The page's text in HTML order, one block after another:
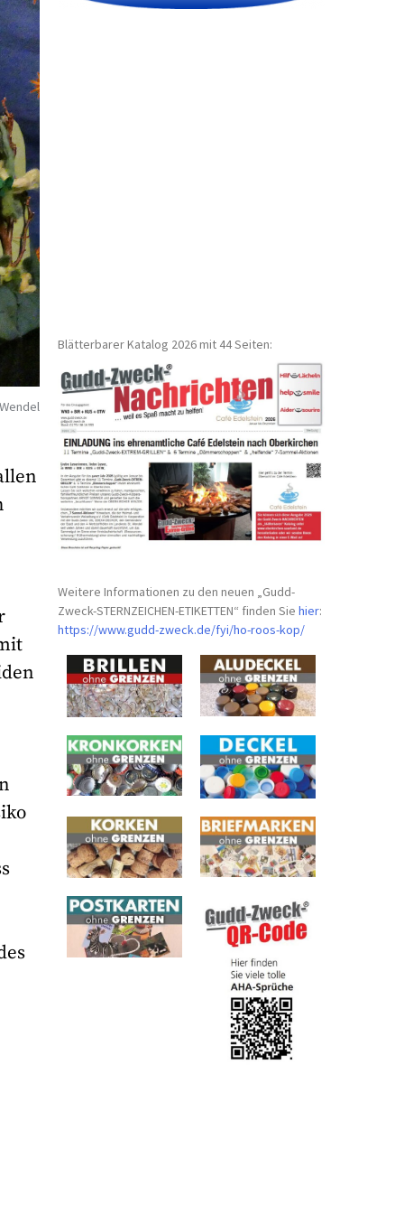
Blätterbarer Katalog 2026 mit 44 Seiten:
Weitere Informationen zu den neuen „Gudd-
Zweck-STERNZEICHEN-ETIKETTEN“ finden Siehier:
https://www.gudd-zweck.de/fyi/ho-roos-kop/